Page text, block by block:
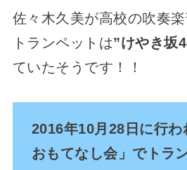
佐々木久美が高校の吹奏
トランペットは”けやき坂
ていたそうです！！
2016年10月28日に行
おもてなし会」でトラ